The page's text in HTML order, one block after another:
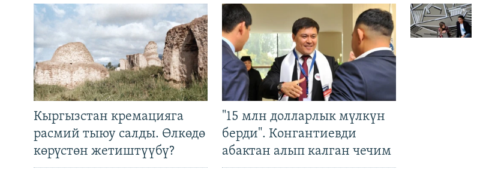
Кыргызстан кремацияга
расмий тыюу салды. Өлкөдө
көрүстөн жетиштүүбү?
"15 млн долларлык мүлкүн
берди". Конгантиевди
абактан алып калган чечим